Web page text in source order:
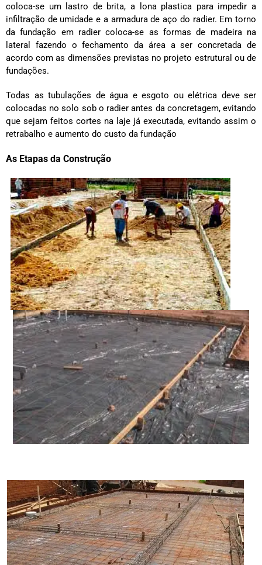
coloca-se um lastro de brita, a lona plastica para impedir a
infiltração de umidade e a armadura de aço do radier. Em torno
da fundação em radier coloca-se as formas de madeira na
lateral fazendo o fechamento da área a ser concretada de
acordo com as dimensões previstas no projeto estrutural ou de
fundações.
Todas as tubulações de água e esgoto ou elétrica deve ser
colocadas no solo sob o radier antes da concretagem, evitando
que sejam feitos cortes na laje já executada, evitando assim o
retrabalho e aumento do custo da fundação
As Etapas da Construção